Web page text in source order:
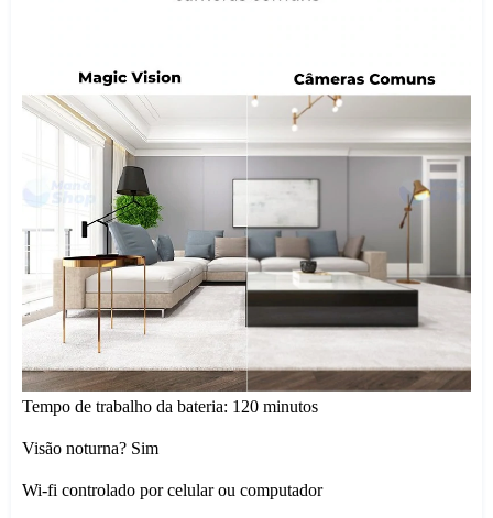
Tempo de trabalho da bateria: 120 minutos
Visão noturna? Sim
Wi-fi controlado por celular ou computador